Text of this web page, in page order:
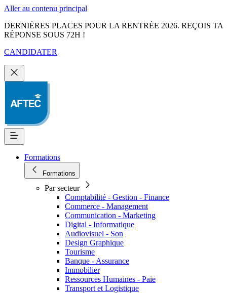
Aller au contenu principal
DERNIÈRES PLACES POUR LA RENTRÉE 2026. REÇOIS TA
RÉPONSE SOUS 72H !
CANDIDATER
Formations
Formations
Par secteur
Comptabilité - Gestion - Finance
Commerce - Management
Communication - Marketing
Digital - Informatique
Audiovisuel - Son
Design Graphique
Tourisme
Banque - Assurance
Immobilier
Ressources Humaines - Paie
Transport et Logistique